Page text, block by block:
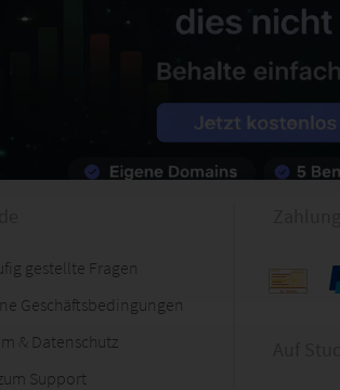
gestellte Fragen
Geschäftsbedingungen
& Datenschutz
Support